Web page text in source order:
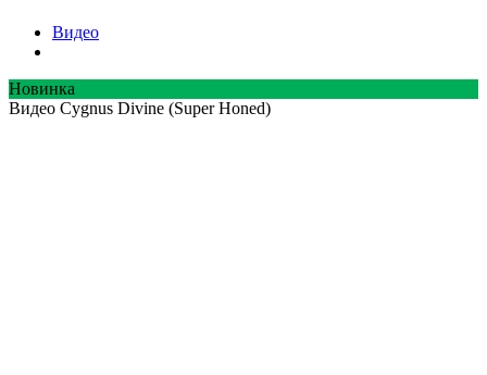
Видео
Новинка
Видео Cygnus Divine (Super Honed)